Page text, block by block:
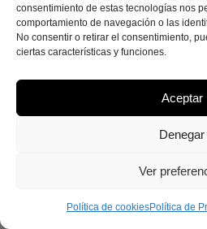
consentimiento de estas tecnologías nos
comportamiento de navegación o las
No consentir o retirar el consentimiento,
ciertas características y funciones.
Aceptar
Denegar
Ver
Política de cookiesPolítica de
Laila Victoria ©